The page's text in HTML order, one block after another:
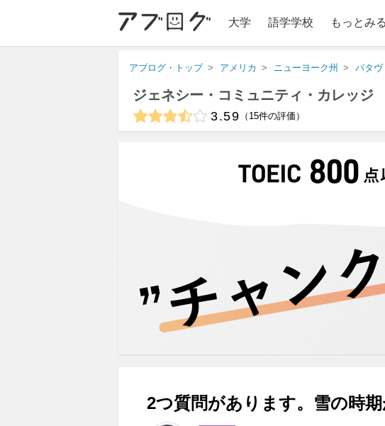
大学 語学学校 もっとみる
アブログ・トップ アメリカ ニューヨーク州 バタヴ
ジェネシー・コミュニティ・カレッジ
3.59 15件の評価
2つ質問があります。雪の時